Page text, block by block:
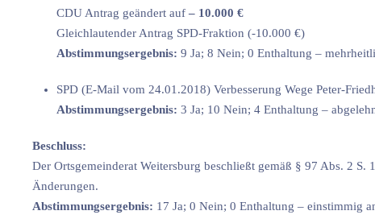
CDU Antrag geändert auf – 10.000 €
Gleichlautender Antrag SPD-Fraktion (-10.000 €)
Abstimmungsergebnis: 9 Ja; 8 Nein; 0 Enthaltung –
SPD (E-Mail vom 24.01.2018) Verbesserung Wege Peter-
Abstimmungsergebnis: 3 Ja; 10 Nein; 4 Enthaltung –
Beschluss:
Der Ortsgemeinderat Weitersburg beschließt gemäß § 97 Abs. 2
Änderungen.
Abstimmungsergebnis: 17 Ja; 0 Nein; 0 Enthaltung – einstimmig